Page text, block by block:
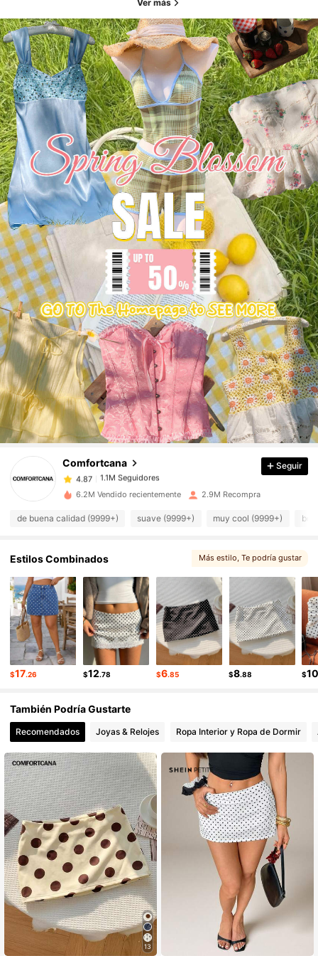
Ver más
Comfortcana
4.87 1.1M Seguidores
4.87 1.1M Seguidores
4.87 1.1M Seguidores
4.87
4.87 1.1M Seguidores
1.1M Seguidores
4.87 1.1M Seguidores
1.1M Seguidores
4.87 1.1M Seguidores
4.87 1.1M Seguidores
Seguir
6.2M Vendido recientemente 2.9M Recompra
de buena calidad (9999+) suave (9999+) muy cool (9999+)
Estilos Combinados Más estilo, Te podría gustar
, Artículos relacionados
$17.26 $12.78 $6.85 $8.88 $
También Podría Gustarte
Recomendados Joyas & Relojes Ropa Interior y Ropa de Dormir
13